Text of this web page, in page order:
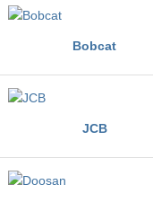
Bobcat
JCB